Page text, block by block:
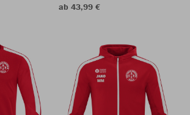
ab 43,99 €